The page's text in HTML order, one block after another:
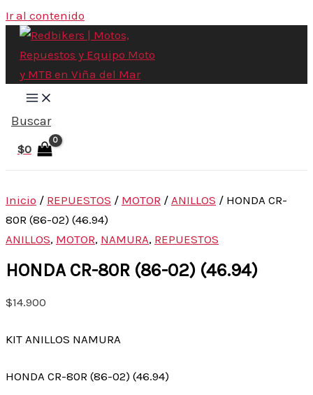
Ir al contenido
Buscar
$0
Inicio / REPUESTOS / MOTOR / ANILLOS / HONDA CR-
80R (86-02) (46.94)
ANILLOS, MOTOR, NAMURA, REPUESTOS
HONDA CR-80R (86-02) (46.94)
$14.900
KIT ANILLOS NAMURA
HONDA CR-80R (86-02) (46.94)